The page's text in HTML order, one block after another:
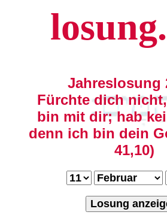
Jahreslosung
Fürchte dich
bin mit dir; hab
denn ich bin dein
41,10)
Losung